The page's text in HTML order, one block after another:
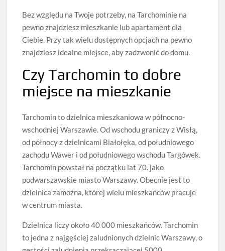
Bez względu na Twoje potrzeby, na Tarchominie na
pewno znajdziesz mieszkanie lub apartament dla
Ciebie. Przy tak wielu dostępnych opcjach na pewno
znajdziesz idealne miejsce, aby zadzwonić do domu.
Czy Tarchomin to dobre
miejsce na mieszkanie
Tarchomin to dzielnica mieszkaniowa w północno-
wschodniej Warszawie. Od wschodu graniczy z Wisłą,
od północy z dzielnicami Białołęka, od południowego
zachodu Wawer i od południowego wschodu Targówek.
Tarchomin powstał na początku lat 70. jako
podwarszawskie miasto Warszawy. Obecnie jest to
dzielnica zamożna, której wielu mieszkańców pracuje
w centrum miasta.
Dzielnica liczy około 40 000 mieszkańców. Tarchomin
to jedna z najgęściej zaludnionych dzielnic Warszawy, o